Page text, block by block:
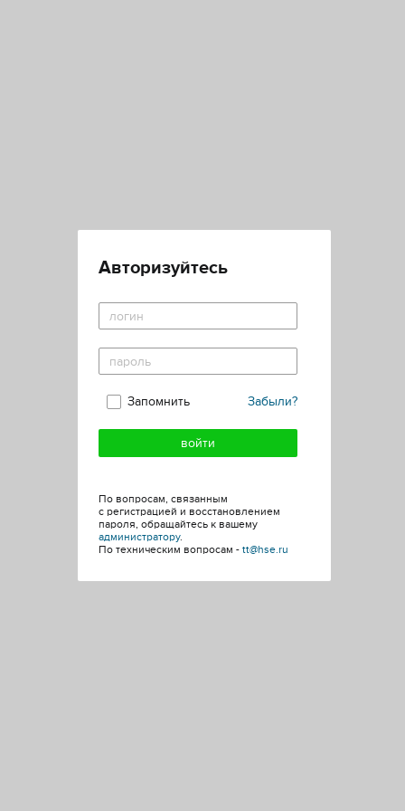
Авторизуйтесь
Забыли?
Запомнить
По вопросам, связанным
с регистрацией и восстановлением
пароля, обращайтесь к вашему
администратору.
По техническим вопросам - tt@hse.ru